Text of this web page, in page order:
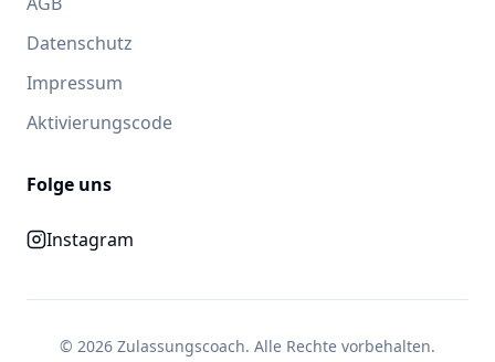
Datenschutz
Impressum
Aktivierungscode
Folge uns
Instagram
© 2026 Zulassungscoach. Alle Rechte vorbehalten.